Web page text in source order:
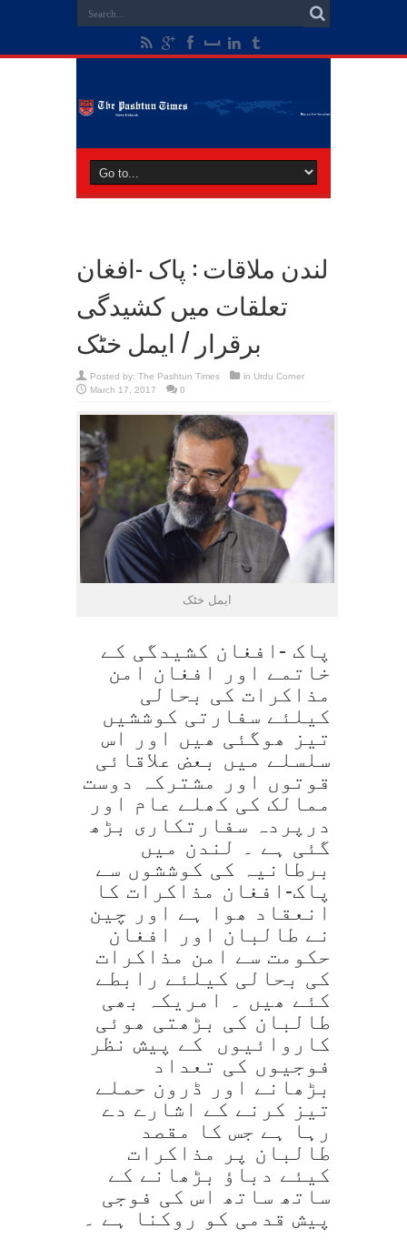
لندن ملاقات : پاک -افغان
تعلقات میں کشیدگی
برقرار / ایمل خٹک
Posted by: The Pashtun Times in Urdu Corner
March 17, 2017
0
ایمل خٹک
پاک -افغان کشیدگی کے
خاتمے اور افغان امن
مذاکرات کی بحالی
کیلئے سفارتی کوششیں
تیز ھوگئی ھیں اور اس
سلسلے میں بعض علاقائی
قوتوں اور مشترکہ دوست
ممالک کی کھلے عام اور
درپردہ سفارتکاری بڑھ
گئی ہے ۔ لندن میں
برطانیہ کی کوششوں سے
پاک-افغان مذاکرات کا
انعقاد ھوا ہے اور چین
نے طالبان اور افغان
حکومت سے امن مذاکرات
کی بحالی کیلئے رابطے
کئے ھیں ۔ امریکہ بھی
طالبان کی بڑھتی ھوئی
کاروائیوں کے پیش نظر
فوجیوں کی تعداد
بڑھانے اور ڈرون حملے
تیز کرنے کے اشارے دے
رہا ہے جس کا مقصد
طالبان پر مذاکرات
کیئے دباؤ بڑھانے کے
ساتھ ساتھ اس کی فوجی
پیش قدمی کو روکنا ہے ۔